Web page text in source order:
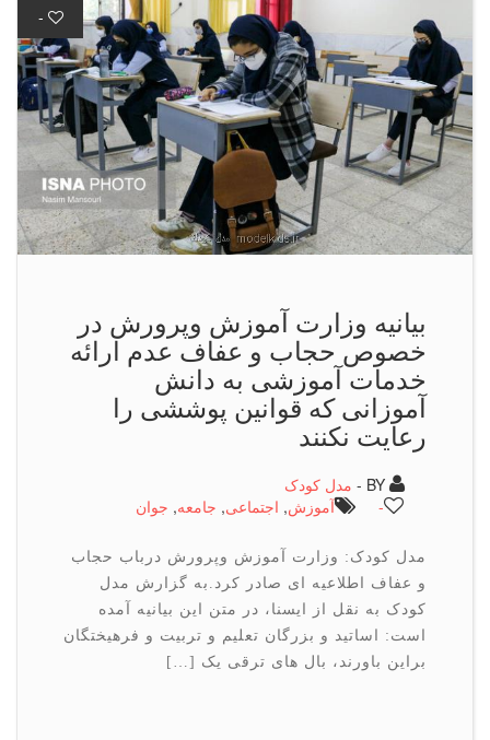
-
بیانیه وزارت آموزش وپرورش در
خصوص حجاب و عفاف عدم ارائه
خدمات آموزشی به دانش
آموزانی که قوانین پوششی را
رعایت نکنند
مدل کودک
آموزش,اجتماعی ,جامعه ,جوان
مدل کودک: وزارت آموزش وپرورش درباب حجاب
و عفاف اطلاعیه ای صادر کرد.به گزارش مدل
کودک به نقل از ایسنا، در متن این بیانیه آمده
است: اساتید و بزرگان تعلیم و تربیت و فرهیختگان
براین باورند، بال های ترقی یک […]